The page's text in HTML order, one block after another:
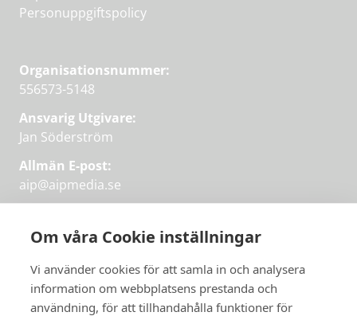
Om våra Cookie inställningar
Vi använder cookies för att samla in och analysera
information om webbplatsens prestanda och
användning, för att tillhandahålla funktioner för
Personuppgiftspolicy
Organisationsnummer:
556573-5148
Ansvarig Utgivare:
Jan Söderström
Allmän E-post:
aip@aipmedia.se
aip@flowyinfo.seeller 08-1210 60 40.
Instagram
LinkedIn
Twitter
Facebook